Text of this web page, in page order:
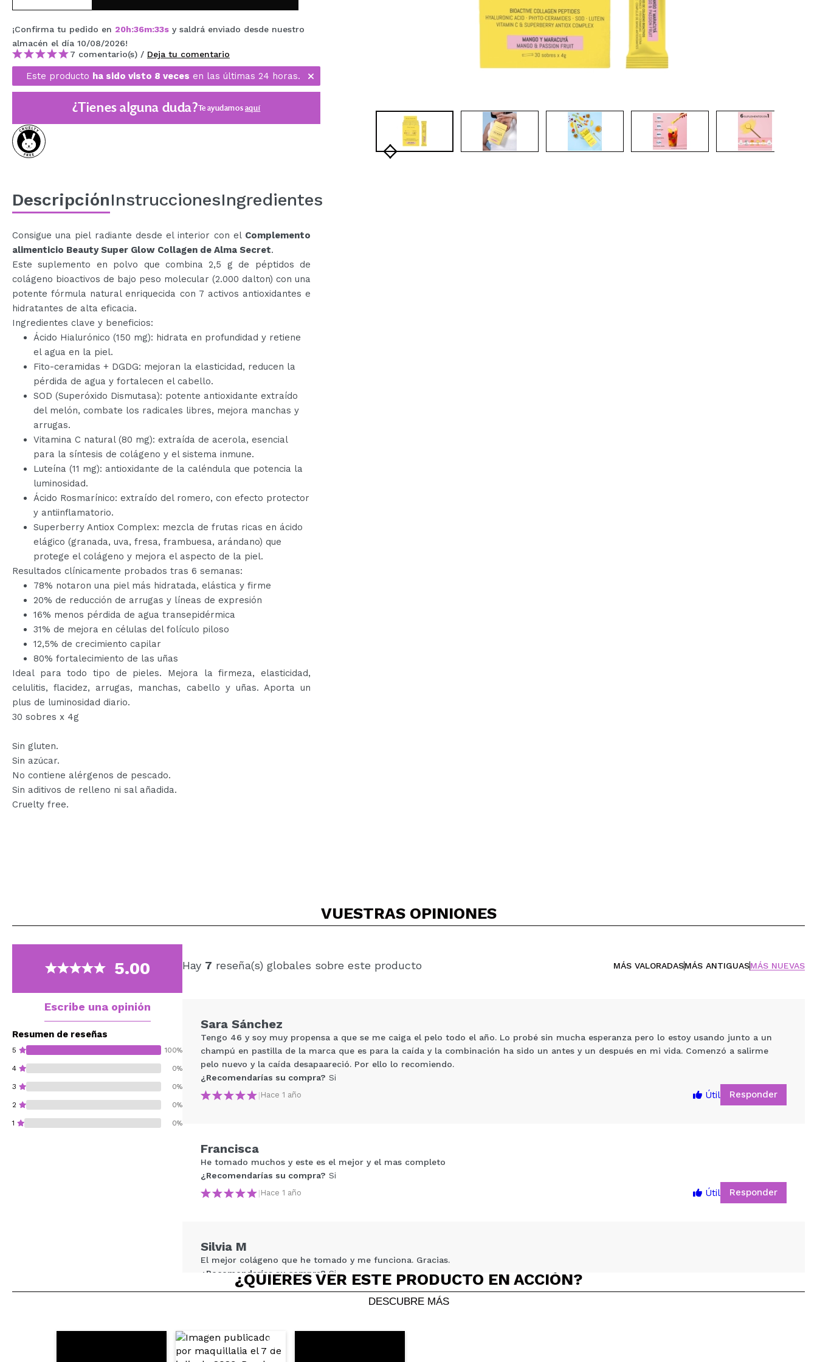
MAQUIFARMA
KOREA ZONE
TRAVEL SIZE
NATURE
OFERTAS
OUTLET
PRÓXIMAMENTE
CREAR CUENTA
¡Confirma tu pedido en 20h:36m:32s y saldrá enviado desde nuestro
almacén el día 10/08/2026!
7 comentario(s) / Deja tu comentario
Este producto ha sido visto 8 veces en las últimas 24 horas.
¿Tienes alguna duda?Te ayudamosaquí
DescripciónInstruccionesIngredientes
Consigue una piel radiante desde el interior con el Complemento
alimenticio Beauty Super Glow Collagen de Alma Secret.
Este suplemento en polvo que combina 2,5 g de péptidos de
colágeno bioactivos de bajo peso molecular (2.000 dalton) con una
potente fórmula natural enriquecida con 7 activos antioxidantes e
hidratantes de alta eficacia.
Ingredientes clave y beneficios:
Ácido Hialurónico (150 mg): hidrata en profundidad y retiene
el agua en la piel.
Fito-ceramidas + DGDG: mejoran la elasticidad, reducen la
pérdida de agua y fortalecen el cabello.
SOD (Superóxido Dismutasa): potente antioxidante extraído
del melón, combate los radicales libres, mejora manchas y
arrugas.
Vitamina C natural (80 mg): extraída de acerola, esencial
para la síntesis de colágeno y el sistema inmune.
Luteína (11 mg): antioxidante de la caléndula que potencia la
luminosidad.
Ácido Rosmarínico: extraído del romero, con efecto protector
y antiinflamatorio.
Superberry Antiox Complex: mezcla de frutas ricas en ácido
elágico (granada, uva, fresa, frambuesa, arándano) que
protege el colágeno y mejora el aspecto de la piel.
Resultados clínicamente probados tras 6 semanas:
78% notaron una piel más hidratada, elástica y firme
20% de reducción de arrugas y líneas de expresión
16% menos pérdida de agua transepidérmica
31% de mejora en células del folículo piloso
12,5% de crecimiento capilar
80% fortalecimiento de las uñas
Ideal para todo tipo de pieles. Mejora la firmeza, elasticidad,
celulitis, flacidez, arrugas, manchas, cabello y uñas. Aporta un
plus de luminosidad diario.
30 sobres x 4g
Sin gluten.
Sin azúcar.
No contiene alérgenos de pescado.
Sin aditivos de relleno ni sal añadida.
Cruelty free.
VUESTRAS OPINIONES
5.00
Escribe una opinión
Resumen de reseñas
5 100%
4 0%
3 0%
2 0%
1 0%
Hay 7 reseña(s) globales sobre este producto MÁS VALORADASMÁS ANTIGUASMÁS NUEVAS
¿Recomendarías su compra?
Sara Sánchez
Tengo 46 y soy muy propensa a que se me caiga el pelo todo el año. Lo probé sin mucha esperanza pero lo estoy usando junto a un
champú en pastilla de la marca que es para la caída y la combinación ha sido un antes y un después en mi vida. Comenzó a salirme
pelo nuevo y la caída desapaareció. Por ello lo recomiendo.
¿Recomendarías su compra? Si
| Hace 1 año Útil Responder
Francisca
He tomado muchos y este es el mejor y el mas completo
¿Recomendarías su compra? Si
| Hace 1 año Útil Responder
Silvia M
El mejor colágeno que he tomado y me funciona. Gracias.
¿Recomendarías su compra?Si
|Hace 1 año Útil Responder
CENSI
RIQUISIMO. TRAS 1 MES DE USO,COMPRO UNA SEGUNDA UNIDAD Y ME ESTOY NOTANDO MUCHO SU TOMA
¿QUIERES VER ESTE PRODUCTO EN ACCIÓN?
DESCUBRE MÁS